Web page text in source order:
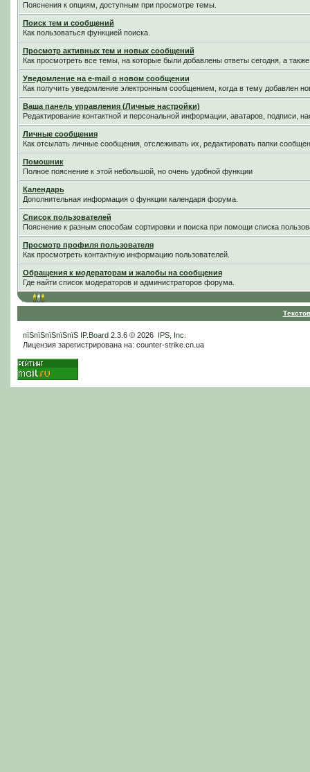
Пояснения к опциям, доступным при просмотре темы.
Поиск тем и сообщений
Как пользоваться функцией поиска.
Просмотр активных тем и новых сообщений
Как просмотреть все темы, на которые были добавлены ответы сегодня, а
Уведомление на е-mail о новом сообщении
Как получить уведомление электронным сообщением, когда в тему добавлен
Ваша панель управления (Личные настройки)
Редактирование контактной и персональной информации, аватаров, подписи,
Личные сообщения
Как отсылать личные сообщения, отслеживать их, редактировать папки
Помошник
Полное пояснение к этой небольшой, но очень удобной функции
Календарь
Дополнительная информация о функции календаря форума.
Список пользователей
Пояснение к разным способам сортировки и поиска при помощи списка
Просмотр профиля пользователя
Как просмотреть контактную информацию пользователей.
Обращения к модераторам и жалобы на сообщения
Где найти список модераторов и администраторов форума.
пїЅпїЅпїЅпїЅпїЅ IP.Board2.3.6 © 2026 IPS, Inc
Лицензия зарегистрирована на: counter-strike.cn.ua